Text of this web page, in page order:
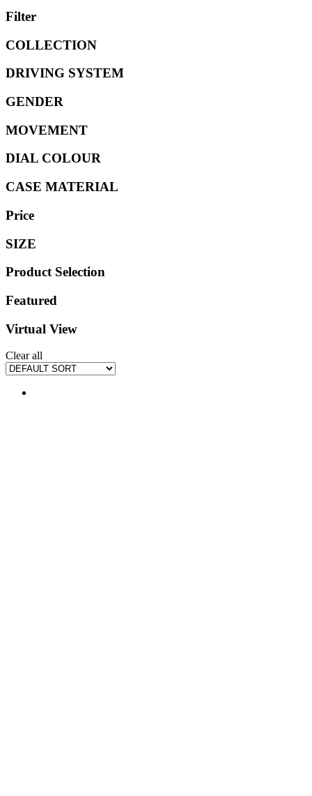
Filter
COLLECTION
DRIVING SYSTEM
GENDER
MOVEMENT
DIAL COLOUR
CASE MATERIAL
Price
SIZE
Product Selection
Featured
Virtual View
Clear all